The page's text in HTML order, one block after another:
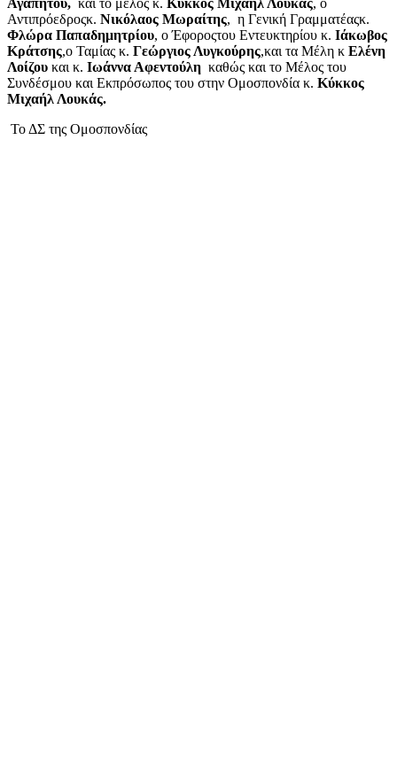
Αγαπητού, και το μέλος κ. Κύκκος Μιχαήλ Λουκάς, ο
Αντιπρόεδροςκ. Νικόλαος Μωραίτης, η Γενική Γραμματέαςκ.
Φλώρα Παπαδημητρίου, ο Έφοροςτου Εντευκτηρίου κ. Ιάκωβος
Κράτσης,ο Ταμίας κ. Γεώργιος Λυγκούρης,και τα Μέλη κ Ελένη
Λοίζου και κ. Ιωάννα Αφεντούλη καθώς και το Μέλος του
Συνδέσμου και Εκπρόσωπος του στην Ομοσπονδία κ. Κύκκος
Μιχαήλ Λουκάς.
Το ΔΣ της Ομοσπονδίας